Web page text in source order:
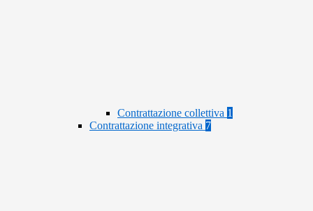
Contrattazione collettiva 1
Contrattazione integrativa 7